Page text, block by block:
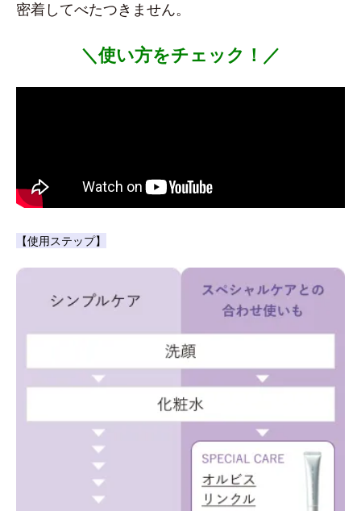
密着してべたつきません。
＼使い方をチェック！／
【使用ステップ】